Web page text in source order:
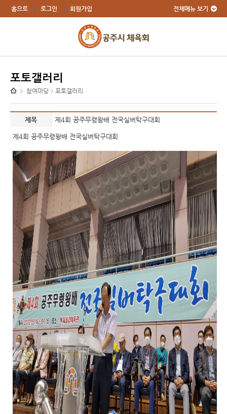
홈으로 로그인 회원가입 전체메뉴 보기
포토갤러리
> 참여마당 > 포토갤러리
제목 제4회 공주무령왕배 전국실버탁구대회
제4회 공주무령왕배 전국실버탁구대회